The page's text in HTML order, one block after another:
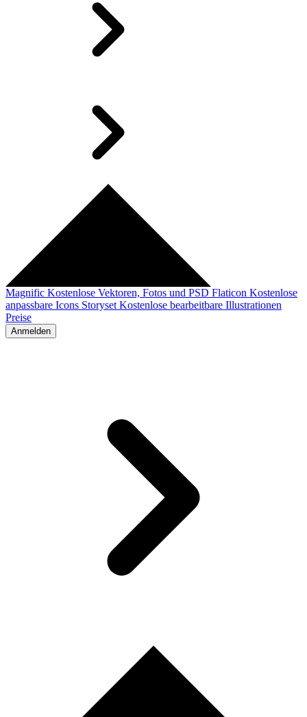
Magnific Kostenlose Vektoren, Fotos und PSD Flaticon Kostenlose
anpassbare Icons Storyset Kostenlose bearbeitbare Illustrationen
Preise
Anmelden